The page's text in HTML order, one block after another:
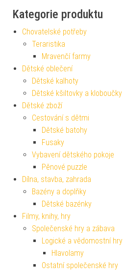
Kategorie produktu
Chovatelské potřeby
Teraristika
Mravenčí farmy
Dětské oblečení
Dětské kalhoty
Dětské kšiltovky a kloboučky
Dětské zboží
Cestování s dětmi
Dětské batohy
Fusaky
Vybavení dětského pokoje
Pěnové puzzle
Dílna, stavba, zahrada
Bazény a doplňky
Dětské bazénky
Filmy, knihy, hry
Společenské hry a zábava
Logické a vědomostní hry
Hlavolamy
Ostatní společenské hry